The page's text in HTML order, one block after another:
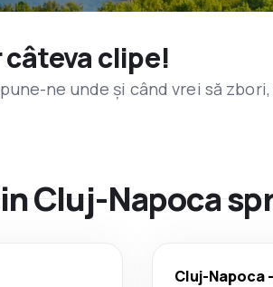
clipe!
ne unde și când vrei să
Cluj-Napoca
Cluj-Napoca-